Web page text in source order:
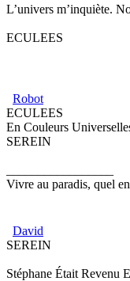
L’univers m’inquiète.
ECULEES
Robot
ECULEES
En Couleurs
SEREIN
Vivre au paradis, quel
David
SEREIN
Stéphane Était Revenu